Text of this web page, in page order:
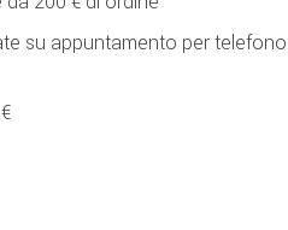
su appuntamento per